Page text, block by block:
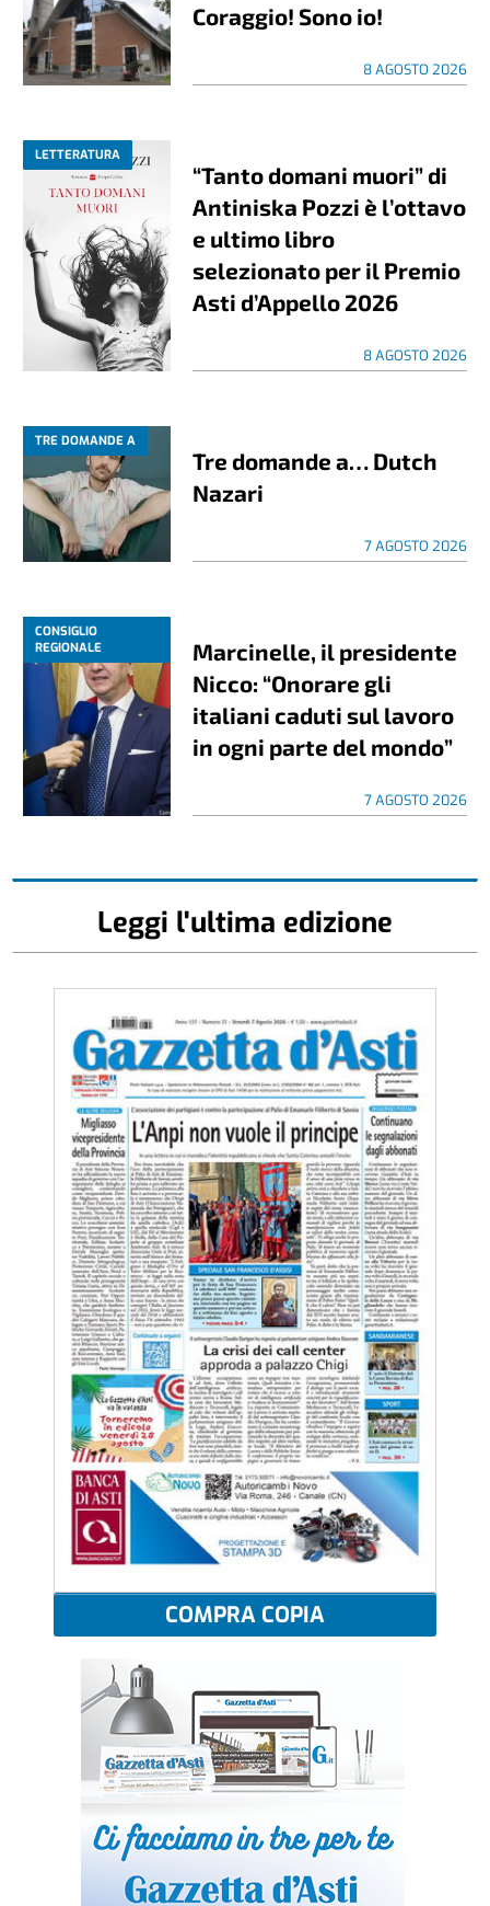
Coraggio! Sono io!
8 AGOSTO 2026
LETTERATURA
“Tanto domani muori” di
Antiniska Pozzi è l’ottavo
e ultimo libro
selezionato per il Premio
Asti d’Appello 2026
8 AGOSTO 2026
TRE DOMANDE A
Tre domande a… Dutch
Nazari
7 AGOSTO 2026
CONSIGLIO
REGIONALE
Marcinelle, il presidente
Nicco: “Onorare gli
italiani caduti sul lavoro
in ogni parte del mondo”
7 AGOSTO 2026
Leggi l'ultima edizione
COMPRA COPIA